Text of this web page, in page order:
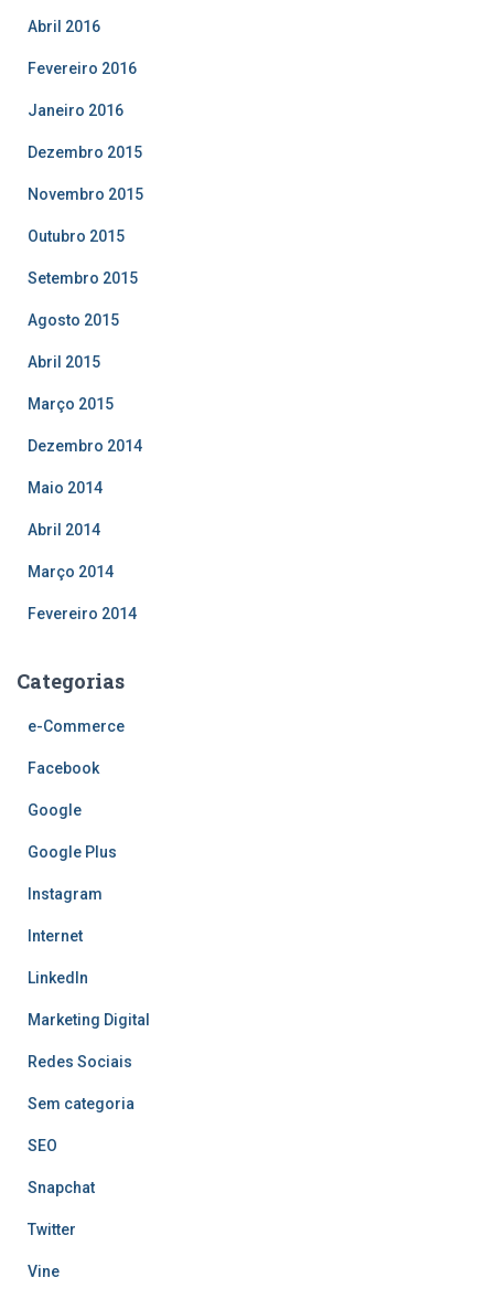
Abril 2016
Fevereiro 2016
Janeiro 2016
Dezembro 2015
Novembro 2015
Outubro 2015
Setembro 2015
Agosto 2015
Abril 2015
Março 2015
Dezembro 2014
Maio 2014
Abril 2014
Março 2014
Fevereiro 2014
Categorias
e-Commerce
Facebook
Google
Google Plus
Instagram
Internet
LinkedIn
Marketing Digital
Redes Sociais
Sem categoria
SEO
Snapchat
Twitter
Vine